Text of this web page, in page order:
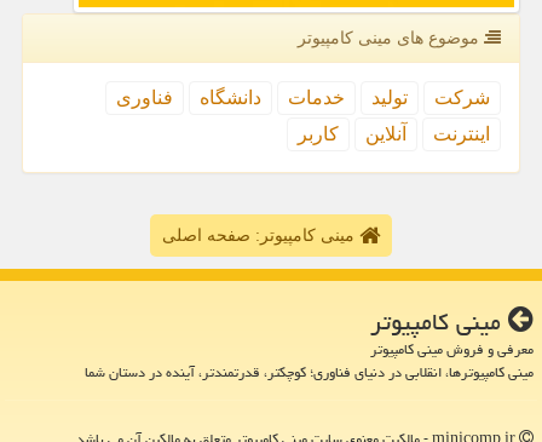
موضوع های مینی كامپیوتر
شركت تولید خدمات دانشگاه
فناوری
اینترنت
آنلاین كاربر
مینی کامپیوتر: صفحه اصلی
مینی كامپیوتر
معرفی و فروش مینی کامپیوتر
مینی کامپیوترها، انقلابی در دنیای فناوری؛ کوچکتر، قدرتمندتر، آینده در دستان شما